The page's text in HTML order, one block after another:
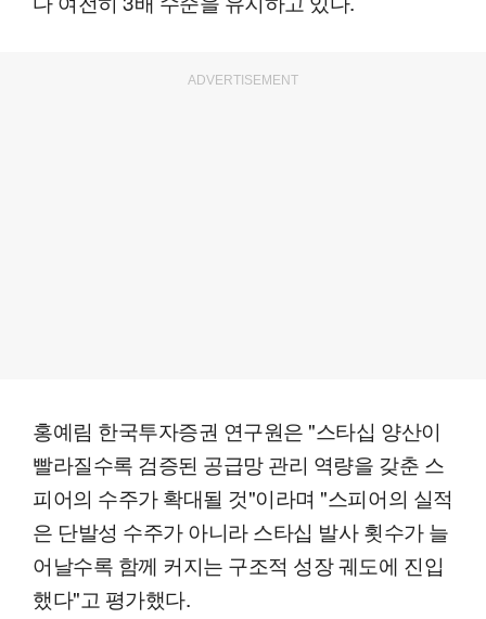
ADVERTISEMENT
홍예림 한국투자증권 연구원은 "스타십 양산이
빨라질수록 검증된 공급망 관리 역량을 갖춘 스
피어의 수주가 확대될 것"이라며 "스피어의 실적
은 단발성 수주가 아니라 스타십 발사 횟수가 늘
어날수록 함께 커지는 구조적 성장 궤도에 진입
했다"고 평가했다.